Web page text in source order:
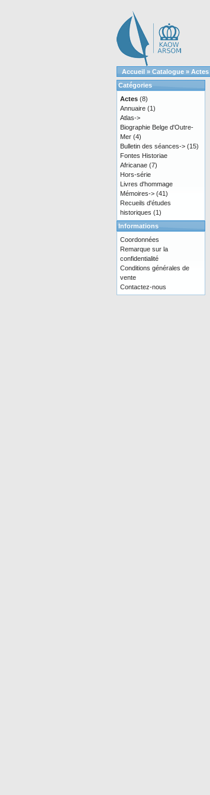
Accueil » Catalogue » Actes
Catégories
Actes (8)
Annuaire (1)
Atlas->
Biographie Belge d'Outre-
Mer (4)
Bulletin des séances-> (15)
Fontes Historiae
Africanae (7)
Hors-série
Livres d'hommage
Mémoires-> (41)
Recueils d'études
historiques (1)
Informations
Coordonnées
Remarque sur la
confidentialité
Conditions générales de
vente
Contactez-nous